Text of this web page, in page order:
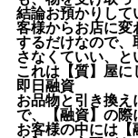
結論お預かりし
客様からお店に
するだけなので
さなくていい、と
これは【質】屋に
即日融資
お品物と引き換
で、【融資】の際
お客様の中には